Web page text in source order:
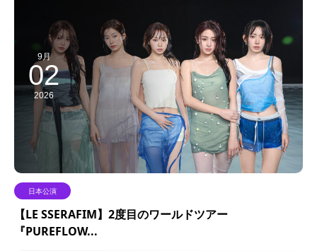
9月
02
2026
日本公演
【LE SSERAFIM】2度目のワールドツアー
『PUREFLOW...